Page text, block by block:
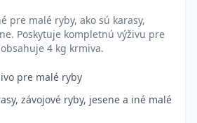
pre malé ryby, ako sú karasy,
Poskytuje kompletnú výživu pre
4 kg krmiva.
pre malé ryby
závojové ryby, jesene a iné malé